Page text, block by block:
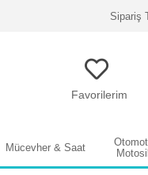
Sipariş
Favorilerim
Mücevher & Saat